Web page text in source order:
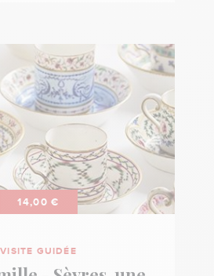
14,00 €
VISITE GUIDÉE